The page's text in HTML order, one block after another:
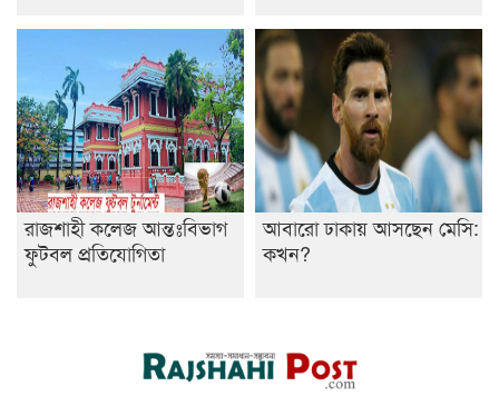
রাজশাহী কলেজ আন্তঃবিভাগ
ফুটবল প্রতিযোগিতা
আবারো ঢাকায় আসছেন মেসি:
কখন?